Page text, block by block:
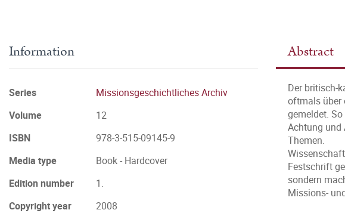
Abstract
Der britisch-
oftmals über
gemeldet.
Achtung und
Themen.
Festschrift
sondern
Missions-
Information
Series
Missionsgeschichtliches Archiv
Volume
12
ISBN
978-3-515-09145-9
Media type
Book - Hardcover
Edition number
1.
Copyright year
2008